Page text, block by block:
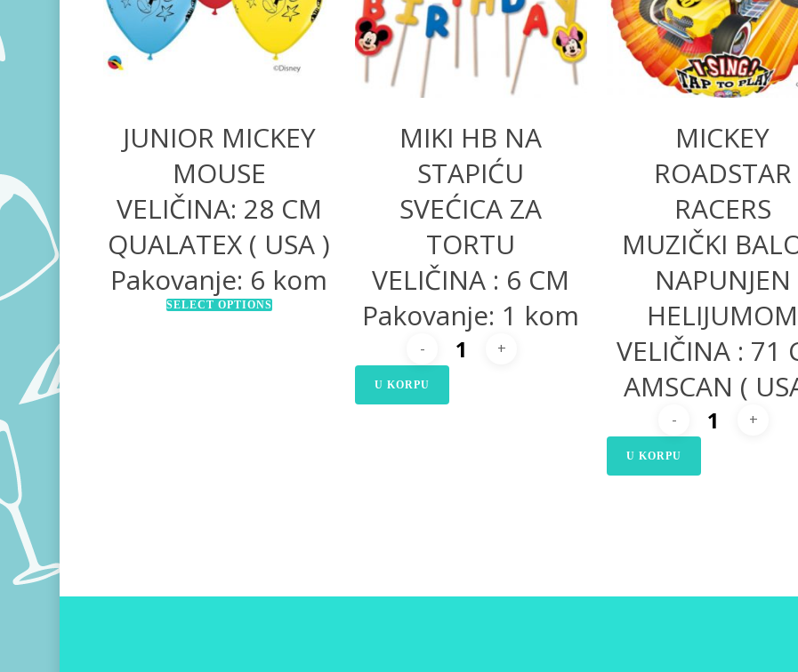
JUNIOR MICKEY
MOUSE
VELIČINA: 28 CM
QUALATEX ( USA )
Pakovanje: 6 kom
SELECT OPTIONS
MIKI HB NA
STAPIĆU
SVEĆICA ZA
TORTU
VELIČINA : 6 CM
Pakovanje: 1 kom
U KORPU
MICKEY
ROADSTAR
RACERS
MUZIČKI
NAPUNJEN
HELIJUMOM
VELIČINA : 71
AMSCAN (
U KORPU